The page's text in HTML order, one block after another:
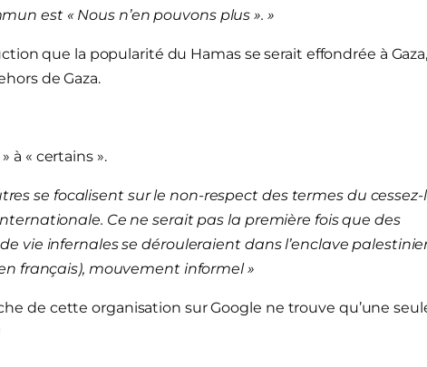
est « Nous n’en pouvons plus ». »
que la popularité du Hamas se serait effondrée à
de Gaza.
à « certains ».
se focalisent sur le non-respect des termes du
Ce ne serait pas la première fois que des
vie infernales se dérouleraient dans l’enclave
français), mouvement informel »
de cette organisation sur Google ne trouve qu’une